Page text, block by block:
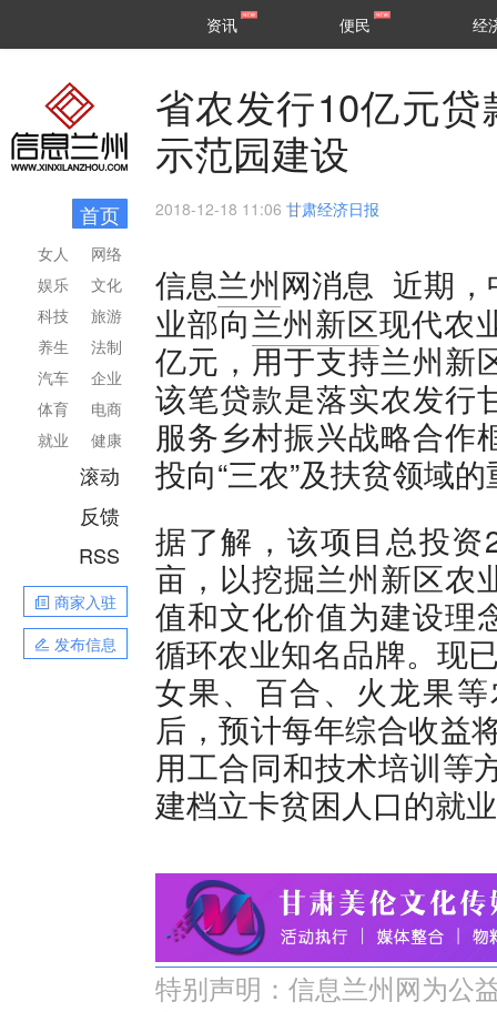
区县
资讯 便民 经
首页
网络
文化
旅游
法制
企业
电商
健康
女人
娱乐
科技
养生
汽车
体育
就业
滚动
反馈
RSS
商家入驻
发布信息
省农发行10亿元
示范园建设
2018-12-18 11:06 甘肃经济日报
信息兰州网消息 近期
业部向兰州新区现代农
亿元，用于支持兰州新
该笔贷款是落实农发行
服务乡村振兴战略合作
投向“三农”及扶贫领域
据了解，该项目总投资
亩，以挖掘兰州新区农
值和文化价值为建设理
循环农业知名品牌。现
女果、百合、火龙果
后，预计每年综合收益
用工合同和技术培训等
建档立卡贫困人口的就
特别声明：信息兰州网为公